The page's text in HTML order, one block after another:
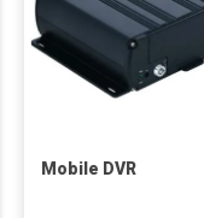
Mobile DVR